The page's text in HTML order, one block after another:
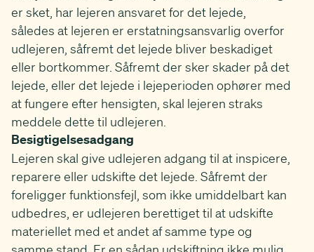
er sket, har lejeren ansvaret for det lejede,
således at lejeren er erstatningsansvarlig overfor
udlejeren, såfremt det lejede bliver beskadiget
eller bortkommer. Såfremt der sker skader på det
lejede, eller det lejede i lejeperioden ophører med
at fungere efter hensigten, skal lejeren straks
meddele dette til udlejeren.
Besigtigelsesadgang
Lejeren skal give udlejeren adgang til at inspicere,
reparere eller udskifte det lejede. Såfremt der
foreligger funktionsfejl, som ikke umiddelbart kan
udbedres, er udlejeren berettiget til at udskifte
materiellet med et andet af samme type og